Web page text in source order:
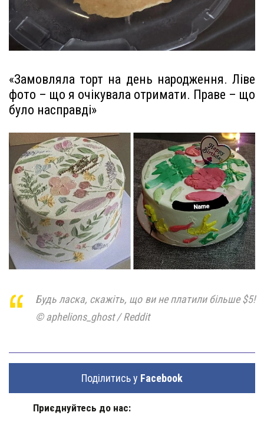
«Замовляла торт на день народження. Ліве
фото – що я очікувала отримати. Праве – що
було насправді»
Будь ласка, скажіть, що ви не платили більше $5!
© aphelions_ghost / Reddit
Поділитись у Facebook
Приєднуйтесь до нас: